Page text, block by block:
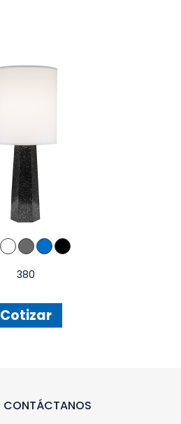
380
Cotizar
CONTÁCTANOS